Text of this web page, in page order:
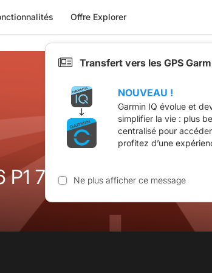
Offre Explorer
P1 72 KM / 854 D+
Transfert vers les GPS
NOUVEAU !
Garmin IQ évolue et
simplifier la vie : plus
centralisé pour
profitez d’une
Ne plus afficher ce message